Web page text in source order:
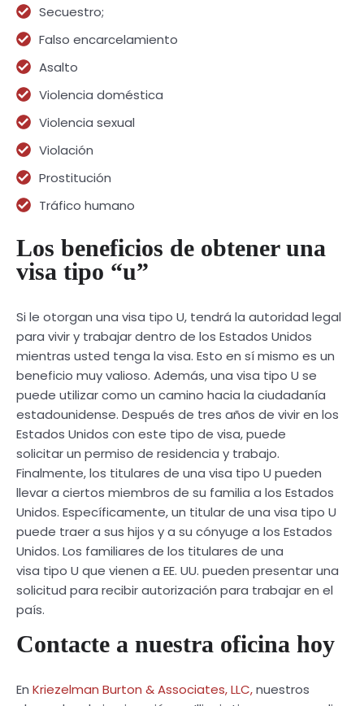
Secuestro;
Falso encarcelamiento
Asalto
Violencia doméstica
Violencia sexual
Violación
Prostitución
Tráfico humano
Los beneficios de obtener una
visa tipo “u”
Si le otorgan una visa tipo U, tendrá la autoridad legal
para vivir y trabajar dentro de los Estados Unidos
mientras usted tenga la visa. Esto en sí mismo es un
beneficio muy valioso. Además, una visa tipo U se
puede utilizar como un camino hacia la ciudadanía
estadounidense. Después de tres años de vivir en los
Estados Unidos con este tipo de visa, puede
solicitar un permiso de residencia y trabajo.
Finalmente, los titulares de una visa tipo U pueden
llevar a ciertos miembros de su familia a los Estados
Unidos. Específicamente, un titular de una visa tipo U
puede traer a sus hijos y a su cónyuge a los Estados
Unidos. Los familiares de los titulares de una
visa tipo U que vienen a EE. UU. pueden presentar una
solicitud para recibir autorización para trabajar en el
país.
Contacte a nuestra oficina hoy
En Kriezelman Burton & Associates, LLC,nuestros